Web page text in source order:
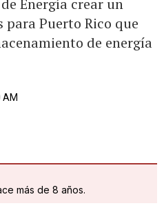
Energía crear un
para Puerto Rico que
de energía
AM
más de 8 años.